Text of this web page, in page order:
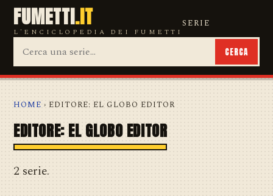
FUMETTI.IT
L'ENCICLOPEDIA DEI FUMETTI
SERIE
CERCA
HOME › EDITORE: EL GLOBO EDITOR
EDITORE: EL GLOBO EDITOR
2 serie.